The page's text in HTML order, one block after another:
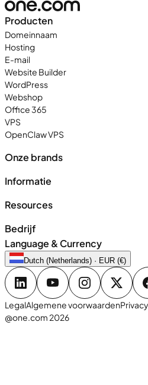
Producten
Domeinnaam
Hosting
E-mail
Website Builder
WordPress
Webshop
Office 365
VPS
OpenClaw VPS
Onze brands
Informatie
Resources
Bedrijf
Language & Currency
Dutch (Netherlands) · EUR (€)
LegalAlgemene voorwaarden
@one.com 2026